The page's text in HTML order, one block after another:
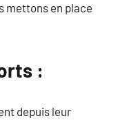
mettons en place
:
depuis leur